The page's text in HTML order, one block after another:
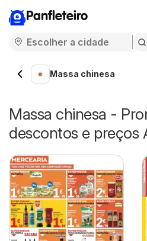
Panfleteiro
Massa chinesa
Massa chinesa -
descontos e preços